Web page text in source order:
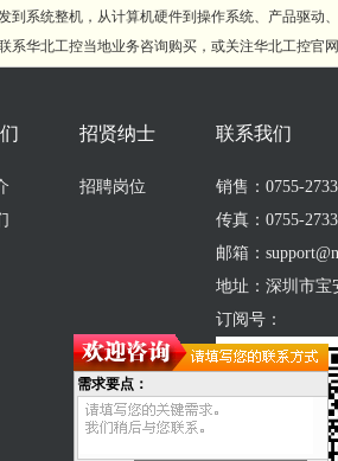
系统整机，从计算机硬件到操作系统、产品驱动
华北工控当地业务咨询购买，或关注华北工控官
招贤纳士
招聘岗位
联系我们
销售：0755-
传真：0755-
邮箱：
地址：深圳市宝
订阅号：